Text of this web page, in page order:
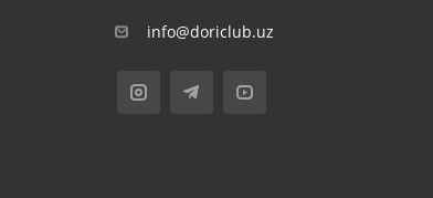
info@doriclub.uz